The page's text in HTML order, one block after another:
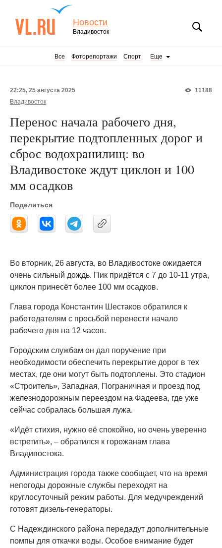
Новости
Владивосток
Все Фоторепортажи Спорт Еще
11188
22:25, 25 августа 2025
Владивосток
Перенос начала рабочего дня,
перекрытие подтопленных дорог и
сброс водохранилищ: во
Владивостоке ждут циклон и 100
мм осадков
Поделиться
Во вторник, 26 августа, во Владивостоке ожидается
очень сильный дождь. Пик придётся с 7 до 10-11 утра,
циклон принесёт более 100 мм осадков.
Глава города Константин Шестаков обратился к
работодателям с просьбой перенести начало
рабочего дня на 12 часов.
Городским службам он дал поручение при
необходимости обеспечить перекрытие дорог в тех
местах, где они могут быть подтоплены. Это стадион
«Строитель», Западная, Пограничная и проезд под
железнодорожным переездом на Фадеева, где уже
сейчас собралась большая лужа.
«Идёт стихия, нужно её спокойно, но очень уверенно
встретить», – обратился к горожанам глава
Владивостока.
Администрация города также сообщает, что на время
непогоды дорожные службы переходят на
круглосуточный режим работы. Для медучреждений
готовят дизель-генераторы.
С Надеждинского района передадут дополнительные
помпы для откачки воды. Особое внимание будет